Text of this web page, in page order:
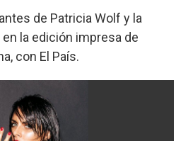
de Patricia Wolf y la
la edición impresa de
con El País.